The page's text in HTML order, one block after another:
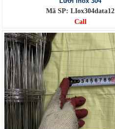
Mã SP: LIox304data12
Call